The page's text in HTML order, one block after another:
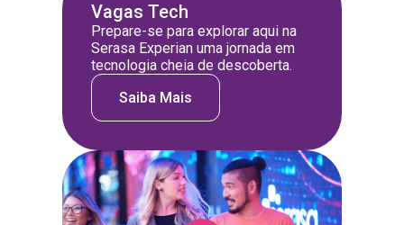
Vagas Tech
Prepare-se para explorar aqui na
Serasa Experian uma jornada em
tecnologia cheia de descoberta.
Saiba Mais